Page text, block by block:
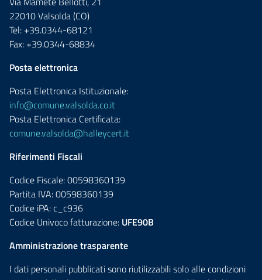
22010 Valsolda (CO)
Tel: +39.0344-68121
Fax: +39.0344-68834
Posta elettronica
Posta Elettronica Istituzionale:
info@comune.valsolda.co.it
Posta Elettronica Certificata:
comune.valsolda@halleycert.it
Riferimenti Fiscali
Codice Fiscale: 00598360139
Partita IVA: 00598360139
Codice iPA: c_c936
Codice Univoco fatturazione: UFE90B
Amministrazione trasparente
I dati personali pubblicati sono riutilizzabili solo alle condizioni